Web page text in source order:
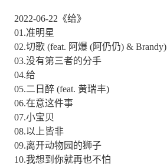
2022-06-22《给》
01.准明星
02.切歌 (feat. 阿爆 (阿仍仍) & Brandy)
03.没有第三者的分手
04.给
05.二日醉 (feat. 黄瑞丰)
06.在意这件事
07.小宝贝
08.以上皆非
09.离开动物园的狮子
10.我想到你就再也不怕